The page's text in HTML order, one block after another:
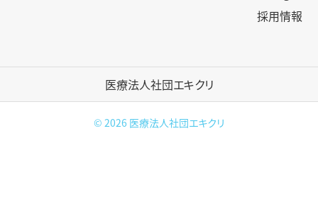
採用情報
医療法人社団エキクリ
© 2026 医療法人社団エキクリ